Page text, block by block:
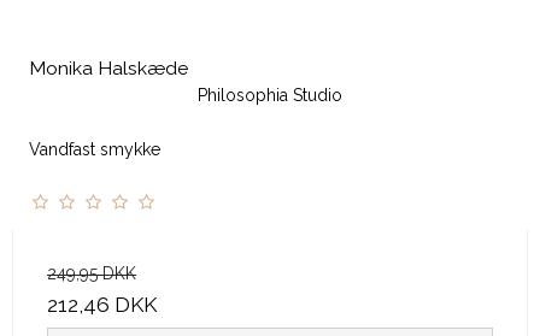
Monika Halskæde
Philosophia Studio
Vandfast smykke
249,95 DKK
212,46 DKK